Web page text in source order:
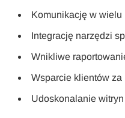
Komunikację w wielu
Integrację narzędzi
Wnikliwe
Wsparcie klientów
Udoskonalanie